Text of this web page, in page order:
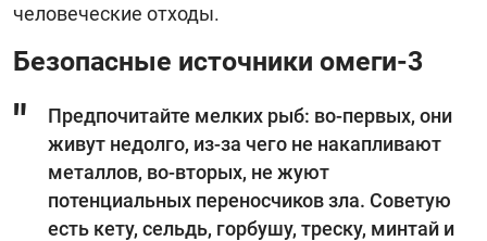
человеческие отходы.
Безопасные источники омеги-3
Предпочитайте мелких рыб: во-первых, они
живут недолго, из-за чего не накапливают
металлов, во-вторых, не жуют
потенциальных переносчиков зла. Советую
есть кету, сельдь, горбушу, треску, минтай и